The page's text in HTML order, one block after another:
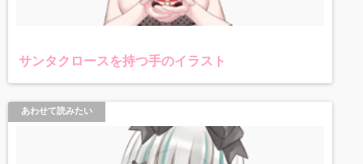
サンタクロースを持つ手のイラスト
あわせて読みたい